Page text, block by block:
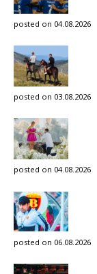
posted on 04.08.2026
posted on 03.08.2026
posted on 04.08.2026
posted on 06.08.2026